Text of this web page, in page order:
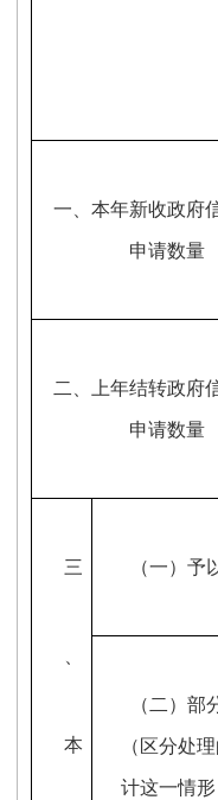
一、本年新收政府
申请数量
二、上年结转政府
申请数量
三
本
（一）予
（二）部
（区分处
计这一情